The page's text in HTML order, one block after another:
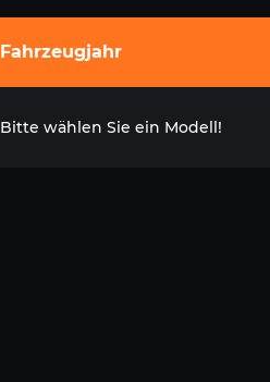
Fahrzeugjahr
Bitte wählen Sie ein Modell!